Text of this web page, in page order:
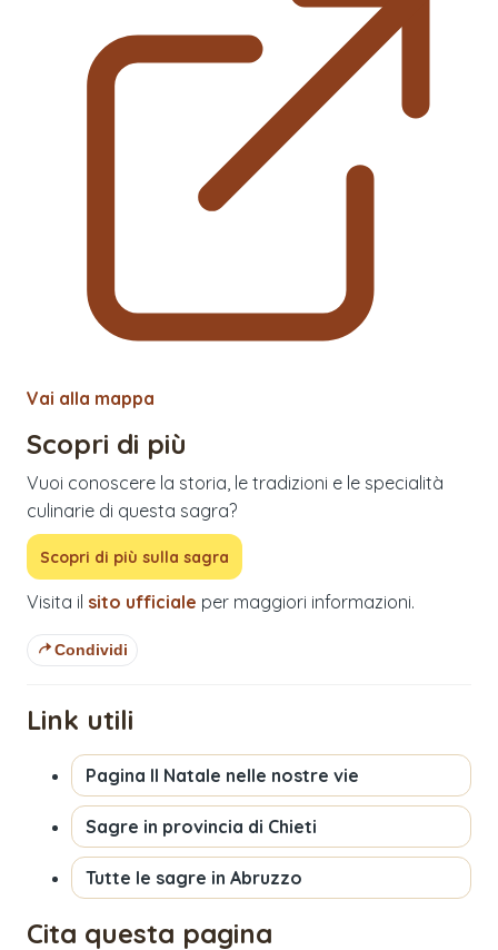
Vai alla mappa
Scopri di più
Vuoi conoscere la storia, le tradizioni e le specialità
culinarie di questa sagra?
Scopri di più sulla sagra
Visita il sito ufficiale per maggiori informazioni.
Condividi
Link utili
Pagina Il Natale nelle nostre vie
Sagre in provincia di Chieti
Tutte le sagre in Abruzzo
Cita questa pagina